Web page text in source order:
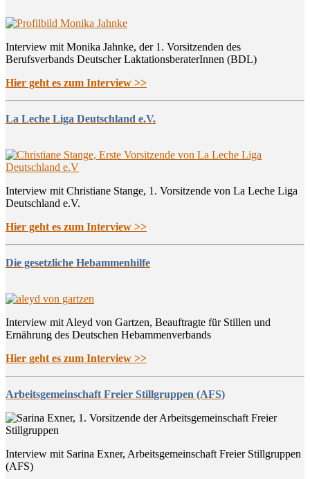
Interview mit Monika Jahnke, der 1. Vorsitzenden des
Berufsverbands Deutscher LaktationsberaterInnen (BDL)
Hier geht es zum Interview >>
La Leche Liga Deutschland e.V.
Interview mit Christiane Stange, 1. Vorsitzende von La Leche Liga
Deutschland e.V.
Hier geht es zum Interview >>
Die gesetzliche Hebammenhilfe
Interview mit Aleyd von Gartzen, Beauftragte für Stillen und
Ernährung des Deutschen Hebammenverbands
Hier geht es zum Interview >>
Arbeitsgemeinschaft Freier Stillgruppen (AFS)
Interview mit Sarina Exner, Arbeitsgemeinschaft Freier Stillgruppen
(AFS)